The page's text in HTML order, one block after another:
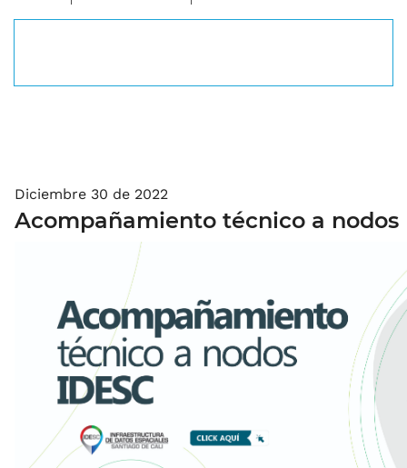
Diciembre 30 de 2022
Acompañamiento técnico a nodos